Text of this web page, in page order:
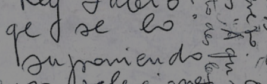
TIENDA
NOTICIAS